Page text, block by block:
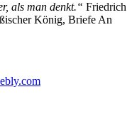
als man denkt.“ Friedrich
König, Briefe An